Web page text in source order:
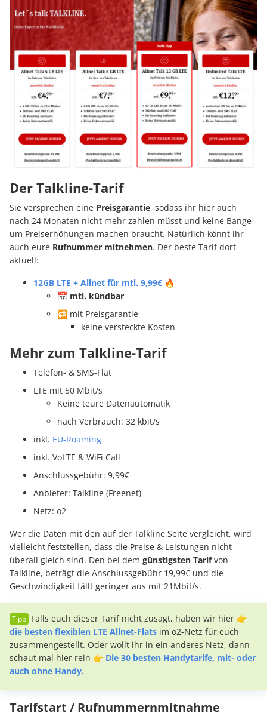
Der Talkline-Tarif
Sie versprechen eine Preisgarantie, sodass ihr hier auch
nach 24 Monaten nicht mehr zahlen müsst und keine Bange
um Preiserhöhungen machen braucht. Natürlich könnt ihr
auch eure Rufnummer mitnehmen. Der beste Tarif dort
aktuell:
12GB LTE + Allnet für mtl. 9,99€ 🔥
📅 mtl. kündbar
🔁 mit Preisgarantie
keine versteckte Kosten
Mehr zum Talkline-Tarif
Telefon- & SMS-Flat
LTE mit 50 Mbit/s
Keine teure Datenautomatik
nach Verbrauch: 32 kbit/s
inkl. EU-Roaming
inkl. VoLTE & WiFi Call
Anschlussgebühr: 9,99€
Anbieter: Talkline (Freenet)
Netz: o2
Wer die Daten mit den auf der Talkline Seite vergleicht, wird
vielleicht feststellen, dass die Preise & Leistungen nicht
überall gleich sind. Den bei dem günstigsten Tarifvon
Talkline, beträgt die Anschlussgebühr 19,99€ und die
Geschwindigkeit fällt geringer aus mit 21Mbit/s.
Falls euch dieser Tarif nicht zusagt, haben wir hier 👉
die besten flexiblen LTE Allnet-Flats im o2-Netz für euch
zusammengestellt. Oder wollt ihr in ein anderes Netz, dann
schaut mal hier rein 👉 Die 30 besten Handytarife, mit- oder
auch ohne Handy.
Tarifstart / Rufnummernmitnahme